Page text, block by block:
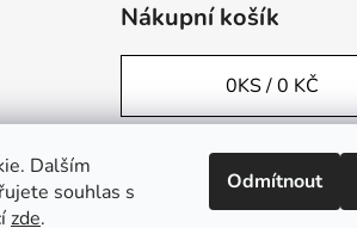
Dalším
souhlas s
zde.
Odmítnout
Nákupní košík
0KS /0 KČ